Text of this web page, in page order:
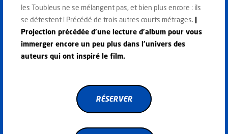
les Toubleus ne se mélangent pas, et bien plus encore : ils
se détestent ! Précédé de trois autres courts métrages. |
Projection précédée d’une lecture d’album pour vous
immerger encore un peu plus dans l’univers des
auteurs qui ont inspiré le film.
RÉSERVER